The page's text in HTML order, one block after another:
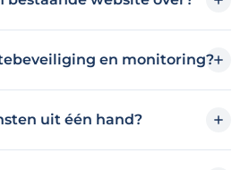
en monitoring?
uit één hand?